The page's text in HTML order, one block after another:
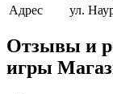
Адрес
ул.
Отзывы и
игры